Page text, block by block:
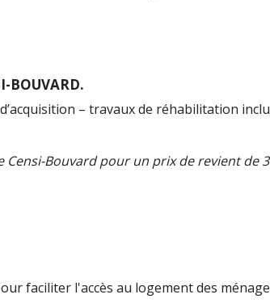
BOUVARD.
– travaux de réhabilitation
Bouvard pour un prix de revient de
faciliter l'accès au logement des